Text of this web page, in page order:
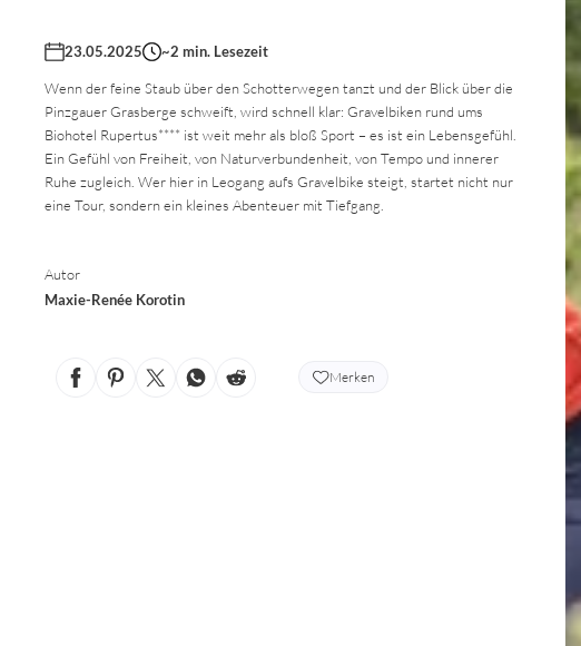
23.05.2025 ~2 min. Lesezeit
Wenn der feine Staub über den Schotterwegen tanzt und der Blick über die
Pinzgauer Grasberge schweift, wird schnell klar: Gravelbiken rund ums
Biohotel Rupertus**** ist weit mehr als bloß Sport – es ist ein Lebensgefühl.
Ein Gefühl von Freiheit, von Naturverbundenheit, von Tempo und innerer
Ruhe zugleich. Wer hier in Leogang aufs Gravelbike steigt, startet nicht nur
eine Tour, sondern ein kleines Abenteuer mit Tiefgang.
Autor
Maxie-Renée Korotin
Merken